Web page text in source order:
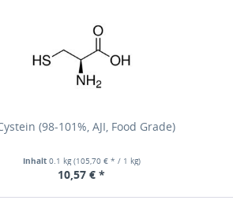
(98-101%, AJI, Food Grade)
Inhalt 0.1 kg(105,70 € * / 1 kg)
10,57 € *